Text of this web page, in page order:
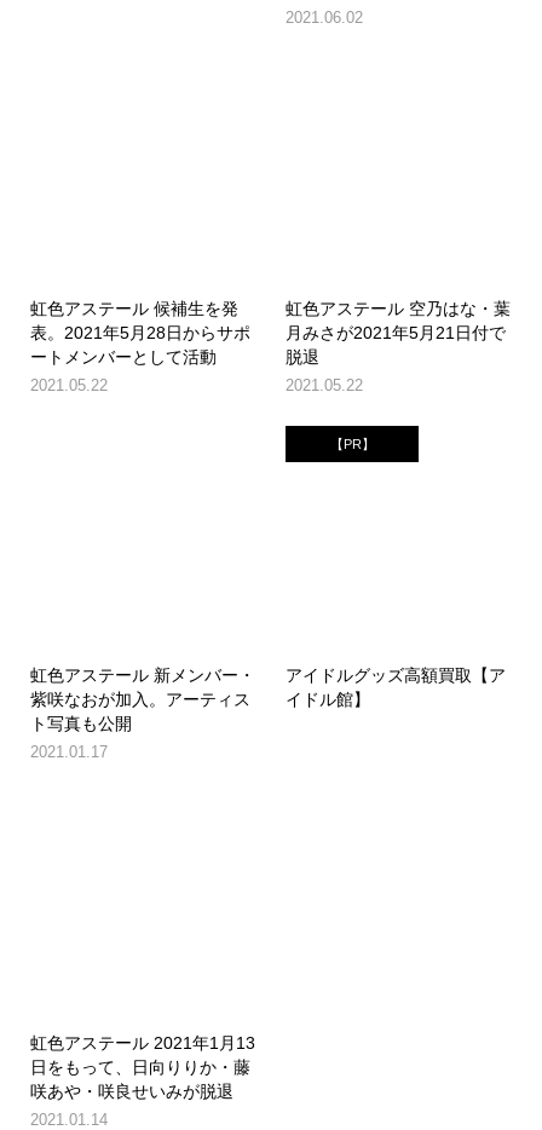
2021.06.02
虹色アステール 候補生を発
表。2021年5月28日からサポ
ートメンバーとして活動
2021.05.22
虹色アステール 空乃はな・葉
月みさが2021年5月21日付で
脱退
2021.05.22
虹色アステール 新メンバー・
紫咲なおが加入。アーティス
ト写真も公開
2021.01.17
【PR】
アイドルグッズ高額買取【ア
イドル館】
虹色アステール 2021年1月13
日をもって、日向りりか・藤
咲あや・咲良せいみが脱退
2021.01.14